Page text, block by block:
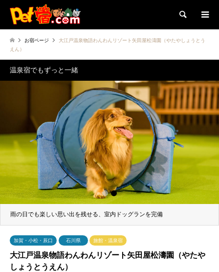
検索
お宿ページ
大江戸温泉物語わんわんリゾート矢田屋松濤園（やたやしょうとう
えん）
温泉宿でもずっと一緒
雨の日でも楽しい思い出を残せる、室内ドッグランを完備
1 2
加賀・小松・辰口 石川県 旅館・温泉宿
大江戸温泉物語わんわんリゾート矢田屋松濤園（やたや
しょうとうえん）